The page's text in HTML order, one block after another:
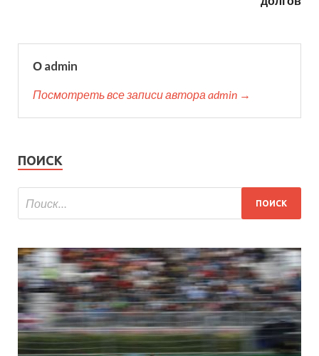
О admin
Посмотреть все записи автора admin →
ПОИСК